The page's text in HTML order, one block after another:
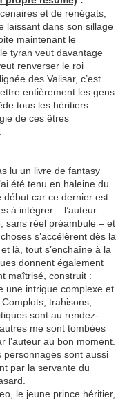
et de renégats,
laissant dans son sillage
maintenant le
tyran veut davantage
renverser le roi
des Valisar, c’est
entièrement les gens
tous les héritiers
de ces êtres
lu un livre de fantasy
été tenu en haleine du
début car ce dernier est
à intégrer – l’auteur
sans réel préambule – et
s’accélèrent dès la
là, tout s’enchaîne à la
donnent également
maîtrisé, construit :
une intrigue complexe et
trahisons,
sont au rendez-
me sont tombées
l’auteur au bon moment.
personnages sont aussi
par la servante du
le jeune prince héritier,